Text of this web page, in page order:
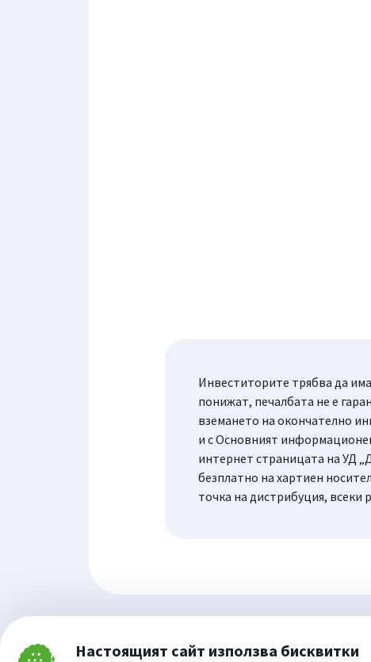
Затвори Настоящият сайт използва бисквитки
Инвеститорите трябва да
понижат, печалбата не е
вземането на окончателно
и с Основният
интернет страницата на УД
безплатно на хартиен
точка на дистрибуция,